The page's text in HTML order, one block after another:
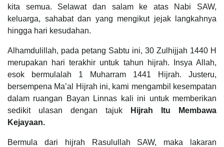
kita semua. Selawat dan salam ke atas Nabi SAW,
keluarga, sahabat dan yang mengikut jejak langkahnya
hingga hari kesudahan.
Alhamdulillah, pada petang Sabtu ini, 30 Zulhijjah 1440 H
merupakan hari terakhir untuk tahun hijrah. Insya Allah,
esok bermulalah 1 Muharram 1441 Hijrah. Justeru,
bersempena Ma’al Hijrah ini, kami mengambil kesempatan
dalam ruangan Bayan Linnas kali ini untuk memberikan
sedikit ulasan dengan tajuk
Hijrah Itu Membawa
Kejayaan.
Bermula dari hijrah Rasulullah SAW, maka lakaran